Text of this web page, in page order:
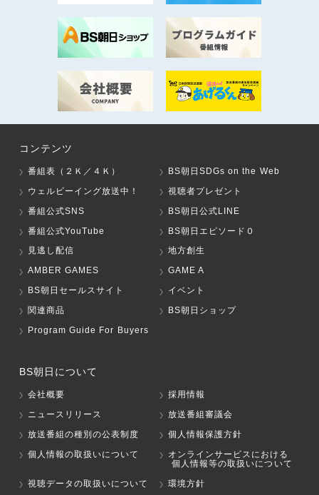
コンテンツ
番組表（２Ｋ／４Ｋ）
BS朝日SDGs on the Web
ウェルビーイング放送中！
視聴者プレゼント
番組公式SNS
BS朝日公式LINE
番組公式YouTube
BS朝日エピソード０
見逃し配信
地方創生
AMBER GAMES
GAME A
BS朝日セールスサイト
イベント
関連商品
BS朝日ショップ
Program Guide For Buyers
BS朝日について
会社概要
採用情報
ニュースリリース
放送番組審議会
放送番組の種別の公表制度
個人情報保護方針
個人情報の取扱いについて
オンラインサービスにおける
個人情報等の取扱いについて
視聴データの取扱いについて
環境方針